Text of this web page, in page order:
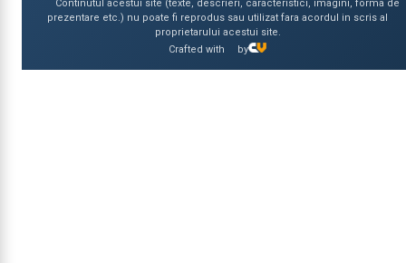
Continutul acestui site (texte, descrieri, caracteristici, imagini, forma de
prezentare etc.) nu poate fi reprodus sau utilizat fara acordul in scris al
proprietarului acestui site.
Crafted with
by